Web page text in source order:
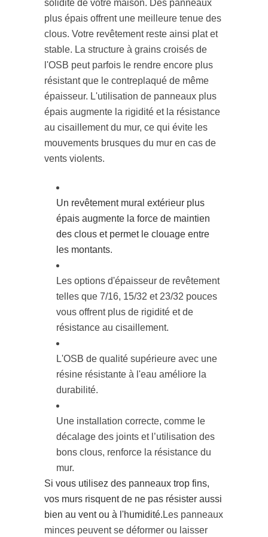
solidité de votre maison. Des panneaux
plus épais offrent une meilleure tenue des
clous. Votre revêtement reste ainsi plat et
stable. La structure à grains croisés de
l'OSB peut parfois le rendre encore plus
résistant que le contreplaqué de même
épaisseur. L'utilisation de panneaux plus
épais augmente la rigidité et la résistance
au cisaillement du mur, ce qui évite les
mouvements brusques du mur en cas de
vents violents.
Un revêtement mural extérieur plus
épais augmente la force de maintien
des clous et permet le clouage entre
les montants.
Les options d'épaisseur de revêtement
telles que 7/16, 15/32 et 23/32 pouces
vous offrent plus de rigidité et de
résistance au cisaillement.
L'OSB de qualité supérieure avec une
résine résistante à l'eau améliore la
durabilité.
Une installation correcte, comme le
décalage des joints et l’utilisation des
bons clous, renforce la résistance du
mur.
Si vous utilisez des panneaux trop fins,
vos murs risquent de ne pas résister aussi
bien au vent ou à l'humidité. Les panneaux
minces peuvent se déformer ou laisser